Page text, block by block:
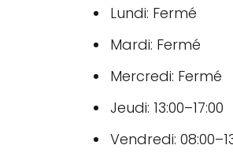
Lundi: Fermé
Mardi: Fermé
Mercredi: Fermé
Jeudi: 13:00–17:00
Vendredi: